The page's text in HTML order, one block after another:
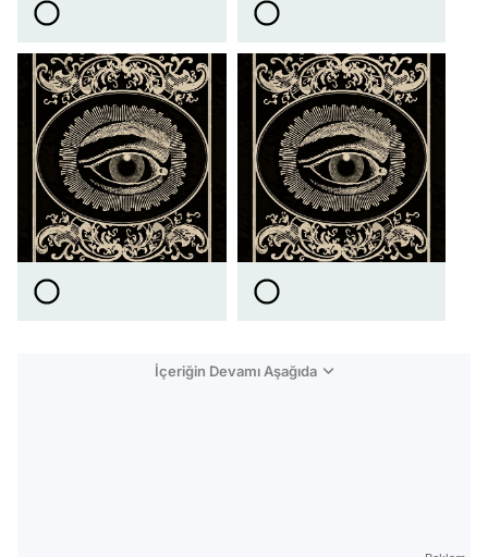
İçeriğin Devamı Aşağıda